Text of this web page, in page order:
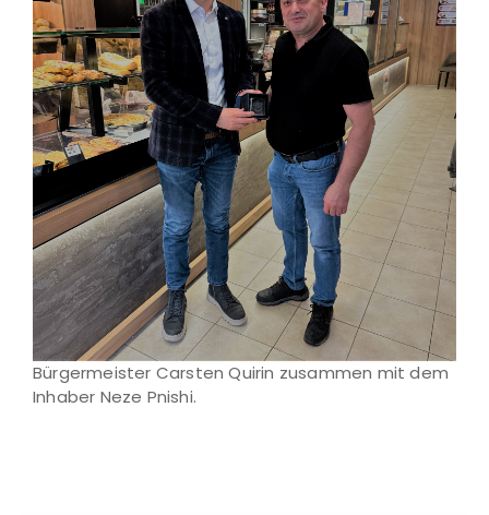
Bürgermeister Carsten Quirin zusammen mit dem
Inhaber Neze Pnishi.